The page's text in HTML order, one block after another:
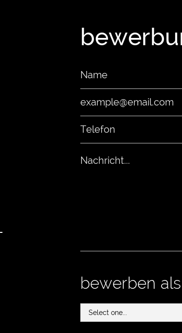
bewerben